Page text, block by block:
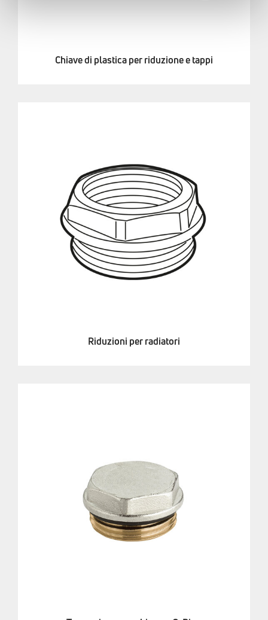
Chiave di plastica per riduzione e tappi
Riduzioni per radiatori